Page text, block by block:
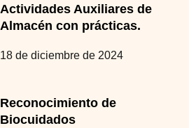
Actividades Auxiliares de
Almacén con prácticas.
18 de diciembre de 2024
Reconocimiento de
Biocuidados